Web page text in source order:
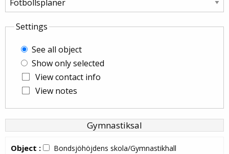
Settings
See all object
Show only selected
View contact info
View notes
Gymnastiksal
Object : Bondsjöhöjdens skola/Gymnastikhall